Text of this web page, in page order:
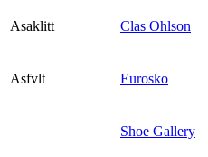
Asaklitt Clas Ohlson
Asfvlt Eurosko
Shoe Gallery